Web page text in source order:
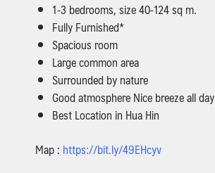
1-3 bedrooms, size 40-124 sq m.
Fully Furnished*
Spacious room
Large common area
Surrounded by nature
Good atmosphere Nice breeze all day
Best Location in Hua Hin
Map : https://bit.ly/49EHcyv